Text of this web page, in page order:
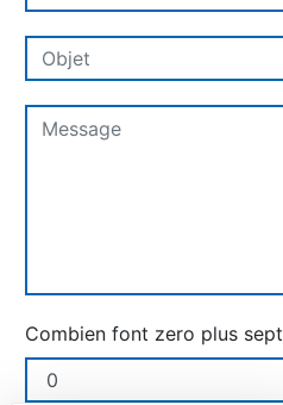
Combien font zero plus sept